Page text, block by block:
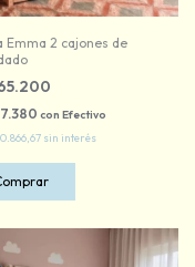
Emma 2 cajones de
con Efectivo
sin interés